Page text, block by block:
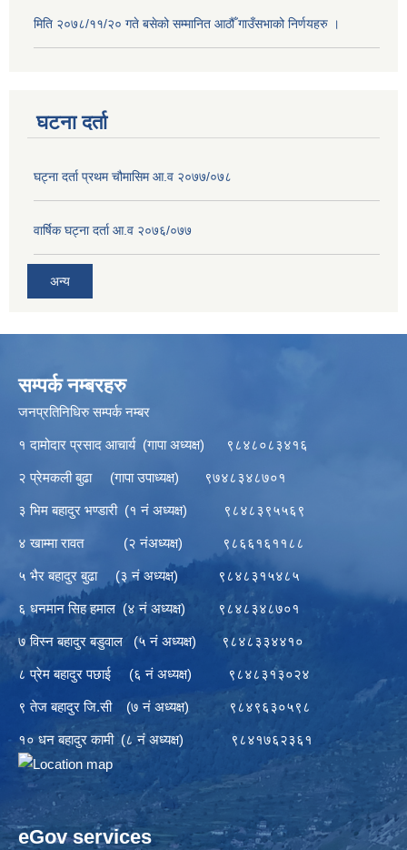
मिति २०७८/११/२० गते बसेको सम्मानित आठौँ गाउँसभाको निर्णयहरु ।
घटना दर्ता
घट्ना दर्ता प्रथम चौमासिम आ.व २०७७/०७८
वार्षिक घट्ना दर्ता आ.व २०७६/०७७
अन्य
सम्पर्क नम्बरहरु
जनप्रतिनिधिरु सम्पर्क नम्बर
१ दामोदार प्रसाद आचार्य (गापा अध्यक्ष) ९८४८०८३४१६
२ प्रेमकली बुढा (गापा उपाध्यक्ष) ९७४८३४८७०१
३ भिम बहादुर भण्डारी (१ नं अध्यक्ष) ९८४८३९५५६९
४ खाम्मा रावत (२ नंअध्यक्ष) ९८६६१६११८८
५ भैर बहादुर बुढा (३ नं अध्यक्ष) ९८४८३१५४८५
६ धनमान सिह हमाल (४ नं अध्यक्ष) ९८४८३४८७०१
७ विस्न बहादुर बडुवाल (५ नं अध्यक्ष) ९८४८३३४४१०
८ प्रेम बहादुर पछाई (६ नं अध्यक्ष) ९८४८३१३०२४
९ तेज बहादुर जि.सी (७ नं अध्यक्ष) ९८४९६३०५९८
१० धन बहादुर कामी (८ नं अध्यक्ष) ९८४१७६२३६१
eGov services